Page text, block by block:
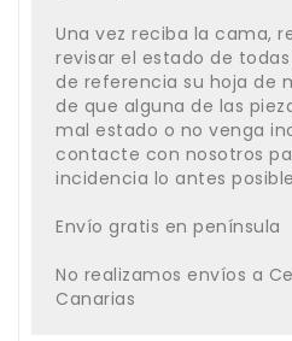
Una vez reciba la cama,
revisar el estado de
de referencia su hoja de
de que alguna de las
mal estado o no venga
contacte con nosotros
incidencia lo antes
Envío gratis en península
No realizamos envíos a
Canarias